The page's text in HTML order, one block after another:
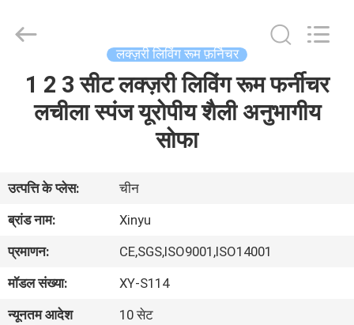
हमारे
बारे
में
कारखाना
Furniture
Co.,Ltd.
Reserved.
लक्ज़री लिविंग रूम फ़र्निचर
1 2 3 सीट लक्ज़री लिविंग रूम फर्नीचर
लचीला स्पंज यूरोपीय शैली अनुभागीय
सोफा
उत्पत्ति के प्लेस:
चीन
ब्रांड नाम:
Xinyu
प्रमाणन:
CE,SGS,ISO9001,ISO14001
मॉडल संख्या:
XY-S114
न्यूनतम आदेश
10 सेट